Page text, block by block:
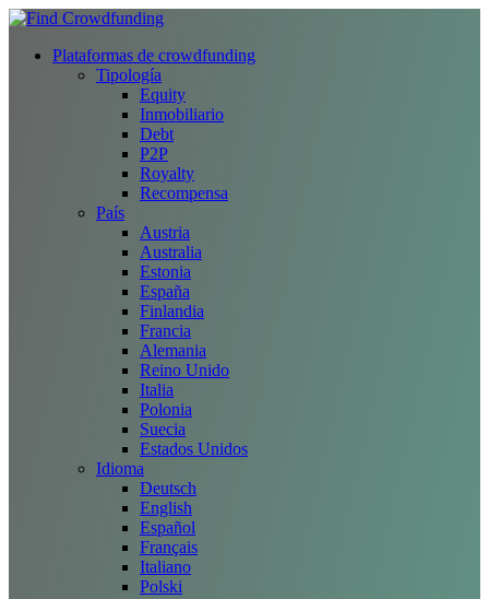
Plataformas de crowdfunding
Tipología
Equity
Inmobiliario
Debt
P2P
Royalty
Recompensa
País
Austria
Australia
Estonia
España
Finlandia
Francia
Alemania
Reino Unido
Italia
Polonia
Suecia
Estados Unidos
Idioma
Deutsch
English
Español
Français
Italiano
Polski